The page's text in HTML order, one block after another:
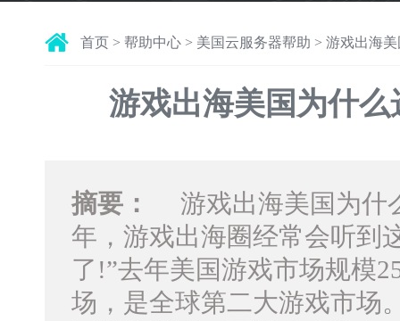
首页 > 帮助中心 > 美国云服务器帮助 > 游戏出海
游戏出海美国为什
摘要：
游戏出海美国为什
年，游戏出海圈经常会听到
了!”去年美国游戏市场规模
场，是全球第二大游戏市场